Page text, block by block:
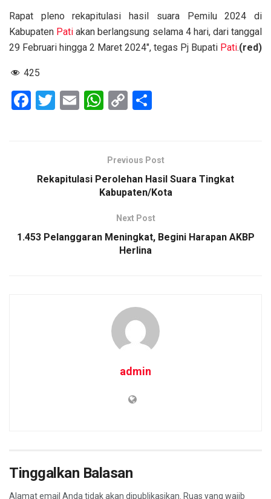
Rapat pleno rekapitulasi hasil suara Pemilu 2024 di
Kabupaten Pati akan berlangsung selama 4 hari, dari tanggal
29 Februari hingga 2 Maret 2024″, tegas Pj Bupati Pati.(red)
425
F
o
T
E
W
s
A
p
C
Li
n
k
e
Previous Post
Rekapitulasi Perolehan Hasil Suara Tingkat
Kabupaten/Kota
Next Post
1.453 Pelanggaran Meningkat, Begini Harapan AKBP
Herlina
admin
Tinggalkan Balasan
Alamat email Anda tidak akan dipublikasikan. Ruas yang wajib